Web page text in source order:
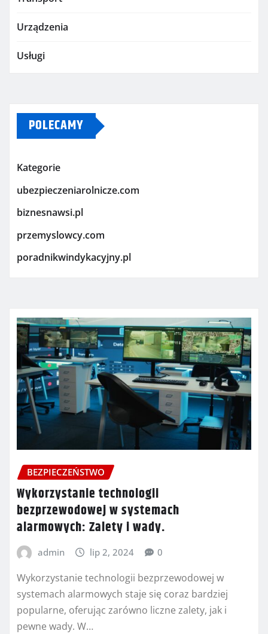
Urządzenia
Usługi
POLECAMY
Kategorie
ubezpieczeniarolnicze.com
biznesnawsi.pl
przemyslowcy.com
poradnikwindykacyjny.pl
BEZPIECZEŃSTWO
Wykorzystanie technologii
bezprzewodowej w systemach
alarmowych: Zalety i wady.
admin lip 2, 2024 0
Wykorzystanie technologii bezprzewodowej w
systemach alarmowych staje się coraz bardziej
popularne, oferując zarówno liczne zalety, jak i
pewne wady. W…